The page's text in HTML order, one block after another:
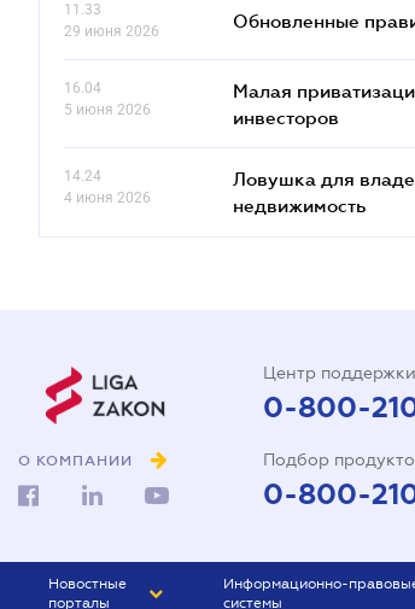
11.33
29 июня 2026
Обновленные
16.04
5 июня 2026
Малая
инвесторов
14.24
4 июня 2026
Ловушка для
недвижимость
О КОМПАНИИ
Центр
0-800-
Подбор
0-800-
Новостные
порталы
Информационно-
системы